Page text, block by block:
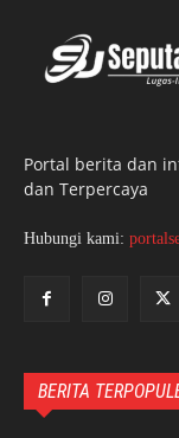
Portal berita dan
dan Terpercaya
Hubungi kami:
BERITA